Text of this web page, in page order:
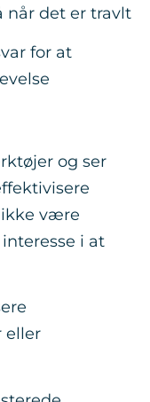
når det er travlt
for at
og ser
ikke være
i at
eller